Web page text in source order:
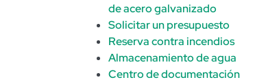
de acero galvanizado
Solicitar un presupuesto
Reserva contra incendios
Almacenamiento de agua
Centro de documentación